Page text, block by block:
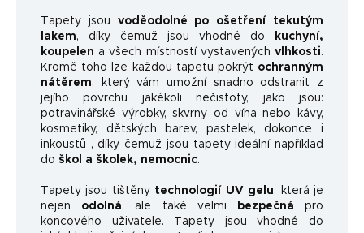
Tapety jsou voděodolné po ošetření tekutým
lakem, díky čemuž jsou vhodné do
kuchyní,
koupelen a všech místností vystavených vlhkosti.
Kromě toho lze každou tapetu pokrýt ochranným
nátěrem, který vám umožní snadno odstranit z
jejího povrchu jakékoli nečistoty, jako jsou:
potravinářské výrobky, skvrny od vína nebo kávy,
kosmetiky, dětských barev, pastelek, dokonce i
inkoustů , díky čemuž jsou tapety ideální například
do škol a školek, nemocnic.
Tapety jsou tištěny technologií UV gelu, která je
nejen odolná, ale také velmi bezpečná pro
koncového uživatele. Tapety jsou vhodné do